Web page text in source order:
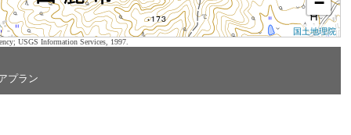
国土地理院
USGS Information Services, 1997.
プラン